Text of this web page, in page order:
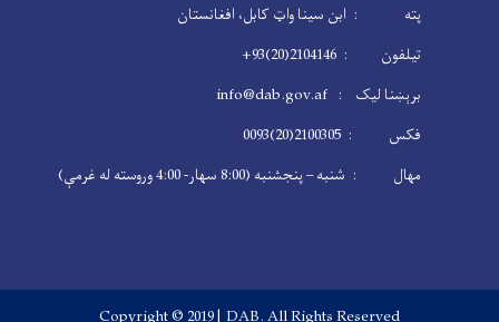
پته : ابن سینا واټ کابل، افغانستان
تیلفون : 2104146(20)93+
برېښنا لیک : info@dab.gov.af
فکس : 2100305(20)0093
مهال : شنبه – پنجشنبه (8:00 سهار- 4:00 وروسته له غرمې)